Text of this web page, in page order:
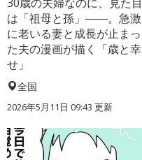
は「祖母と孫」――。急激
に老いる妻と成長が止まっ
た夫の漫画が描く「歳と幸
せ」
全国
2026年5月11日 09:43 更新